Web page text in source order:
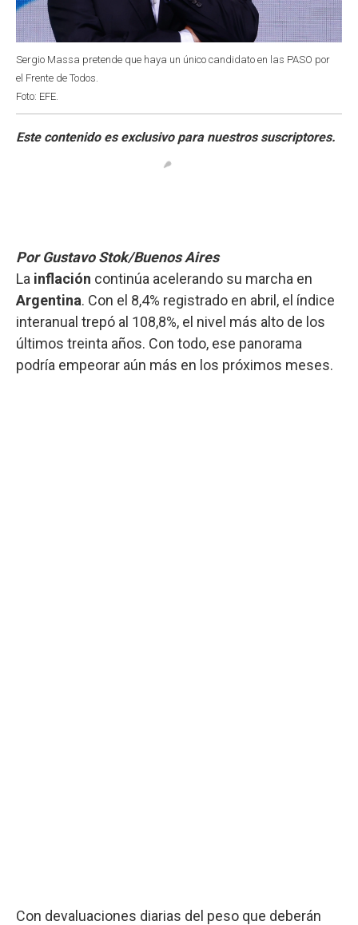
Sergio Massa pretende que haya un único candidato en las PASO por
el Frente de Todos.
Foto: EFE.
Por Gustavo Stok/Buenos Aires
La inflación continúa acelerando su marcha en
Argentina. Con el 8,4% registrado en abril, el índice
interanual trepó al 108,8%, el nivel más alto de los
últimos treinta años. Con todo, ese panorama
podría empeorar aún más en los próximos meses.
Con devaluaciones diarias del peso que deberán